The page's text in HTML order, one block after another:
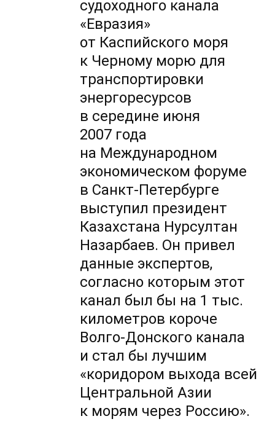
судоходного канала
«Евразия»
от Каспийского моря
к Черному морю для
транспортировки
энергоресурсов
в середине июня
2007 года
на Международном
экономическом форуме
в Санкт-Петербурге
выступил президент
Казахстана Нурсултан
Назарбаев. Он привел
данные экспертов,
согласно которым этот
канал был бы на 1 тыс.
километров короче
Волго-Донского канала
и стал бы лучшим
«коридором выхода всей
Центральной Азии
к морям через Россию».